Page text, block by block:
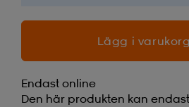
Lägg i varukorg
Endast online
Den här produkten kan